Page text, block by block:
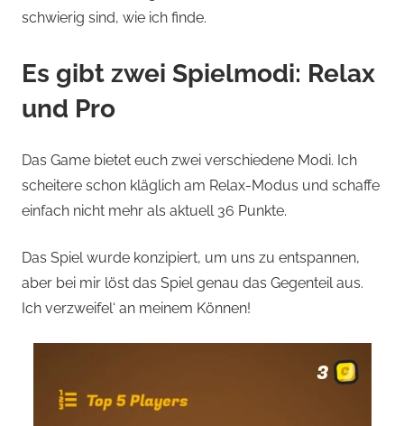
schwierig sind, wie ich finde.
Es gibt zwei Spielmodi: Relax
und Pro
Das Game bietet euch zwei verschiedene Modi. Ich
scheitere schon kläglich am Relax-Modus und schaffe
einfach nicht mehr als aktuell 36 Punkte.
Das Spiel wurde konzipiert, um uns zu entspannen,
aber bei mir löst das Spiel genau das Gegenteil aus.
Ich verzweifel‘ an meinem Können!